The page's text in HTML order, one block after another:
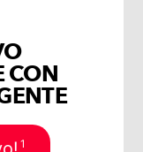
CON
1